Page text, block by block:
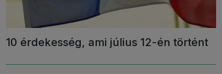
10 érdekesség, ami július 12-én történt